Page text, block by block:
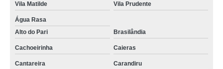
Vila Matilde Vila Prudente
Água Rasa
Alto do Pari
Brasilândia
Cachoeirinha Caieras
Cantareira Carandiru